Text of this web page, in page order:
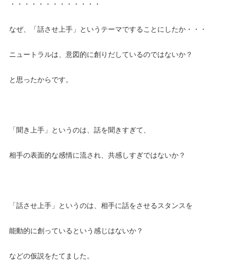
・・・・・・・・・・・・・
なぜ、「話させ上手」というテーマですることにしたか・・・
ニュートラルは、意図的に創りだしているのではないか？
と思ったからです。
「聞き上手」というのは、話を聞きすぎて、
相手の表面的な感情に流され、共感しすぎではないか？
「話させ上手」というのは、相手に話をさせるスタンスを
能動的に創っているという感じはないか？
などの仮説をたてました。